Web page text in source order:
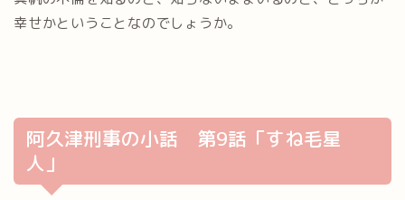
幸せかということなのでしょうか。
阿久津刑事の小話 第9話「すね毛星
人」